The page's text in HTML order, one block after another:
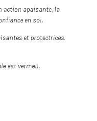
action apaisante, la
en soi.
et protectrices.
est vermeil.